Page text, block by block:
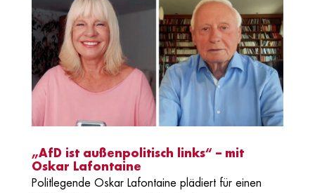
„AfD ist außenpolitisch links“ – mit
Oskar Lafontaine
Politlegende Oskar Lafontaine plädiert für einen